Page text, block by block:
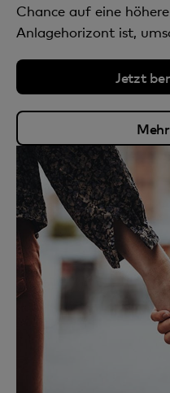
Chance auf eine
Anlagehorizont ist,
Jetzt